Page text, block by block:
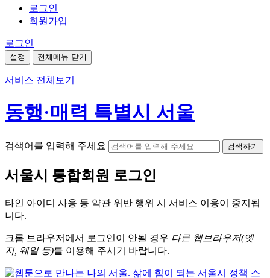
로그인
회원가입
로그인
설정 전체메뉴 닫기
서비스 전체보기
동행·매력 특별시 서울
검색어를 입력해 주세요 검색하기
서울시 통합회원 로그인
타인 아이디 사용 등 약관 위반 행위 시 서비스 이용이 중지됩
니다.
크롬 브라우저에서 로그인이 안될 경우 다른 웹브라우저(엣
지, 웨일 등)를 이용해 주시기 바랍니다.